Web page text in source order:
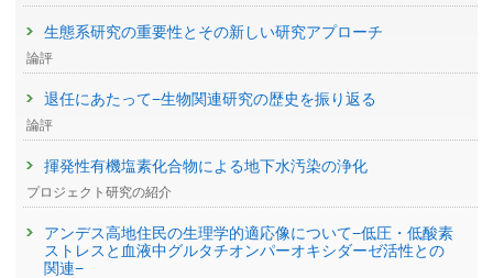
生態系研究の重要性とその新しい研究アプローチ
論評
退任にあたって−生物関連研究の歴史を振り返る
論評
揮発性有機塩素化合物による地下水汚染の浄化
プロジェクト研究の紹介
アンデス高地住民の生理学的適応像について−低圧・低酸素
ストレスと血液中グルタチオンパーオキシダーゼ活性との
関連−